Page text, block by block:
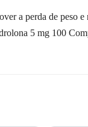
a perda de peso e
5 mg 100